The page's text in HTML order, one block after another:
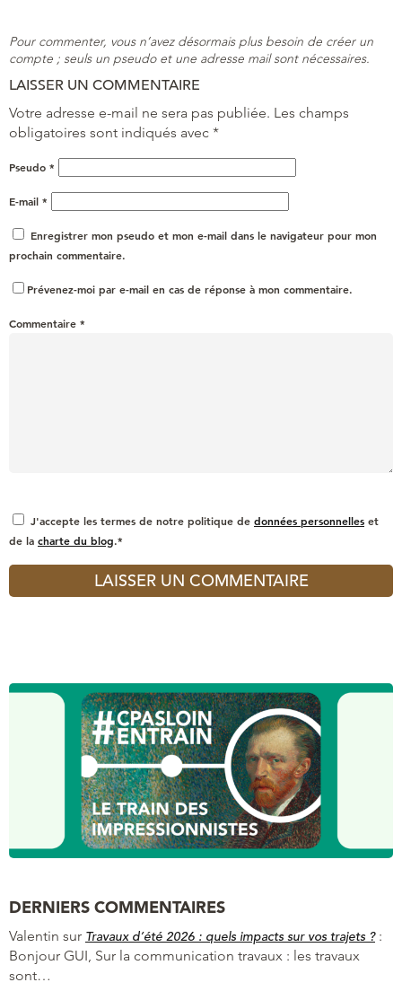
Pour commenter, vous n’avez désormais plus besoin de créer un
compte ; seuls un pseudo et une adresse mail sont nécessaires.
LAISSER UN COMMENTAIRE
Votre adresse e-mail ne sera pas publiée. Les champs
obligatoires sont indiqués avec *
Pseudo *
E-mail *
Enregistrer mon pseudo et mon e-mail dans le navigateur pour mon
prochain commentaire.
Prévenez-moi par e-mail en cas de réponse à mon commentaire.
Commentaire *
J'accepte les termes de notre politique de données personnelles et
de la charte du blog.*
DERNIERS COMMENTAIRES
Valentin sur Travaux d’été 2026 : quels impacts sur vos trajets ?:
Bonjour GUI, Sur la communication travaux : les travaux
sont…